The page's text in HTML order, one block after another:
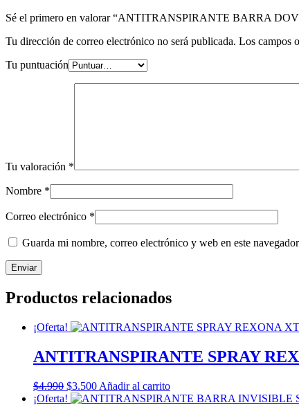
Sé el primero en valorar “ANTITRANSPIRANTE BARRA
Tu dirección de correo electrónico no será publicada. Los campos
Tu puntuación
Tu valoración *
Nombre *
Correo electrónico *
Guarda mi nombre, correo electrónico y web en este
Productos relacionados
¡Oferta!
ANTITRANSPIRANTE SPRAY
$4.990 El
precio
$3.500El
precio
Añadir al carrito
¡Oferta!